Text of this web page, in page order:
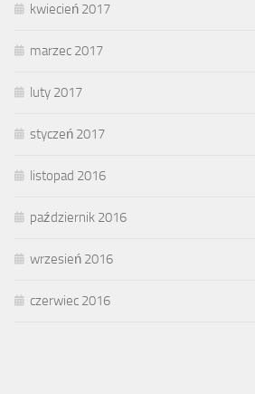
kwiecień 2017
marzec 2017
luty 2017
styczeń 2017
listopad 2016
październik 2016
wrzesień 2016
czerwiec 2016